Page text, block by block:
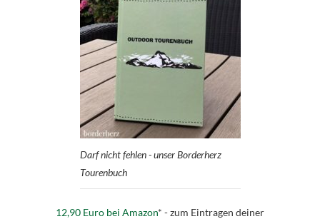
Darf nicht fehlen - unser Borderherz
Tourenbuch
12,90 Euro bei Amazon* - zum Eintragen deiner